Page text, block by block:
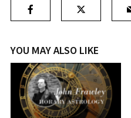
YOU MAY ALSO LIKE